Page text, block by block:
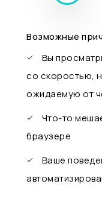
Возможные
Вы
со скоростью,
ожидаемую от
Что-то
браузере
Ваше